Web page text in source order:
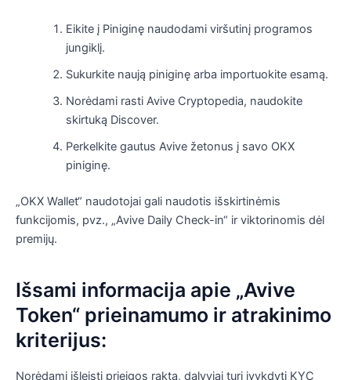
Eikite į Piniginę naudodami viršutinį programos
jungiklį.
Sukurkite naują piniginę arba importuokite esamą.
Norėdami rasti Avive Cryptopedia, naudokite
skirtuką Discover.
Perkelkite gautus Avive žetonus į savo OKX
piniginę.
„OKX Wallet“ naudotojai gali naudotis išskirtinėmis
funkcijomis, pvz., „Avive Daily Check-in“ ir viktorinomis dėl
premijų.
Išsami informacija apie „Avive
Token“ prieinamumo ir atrakinimo
kriterijus:
Norėdami išleisti prieigos raktą, dalyviai turi įvykdyti KYC